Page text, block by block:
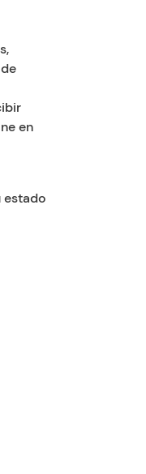
en
estado